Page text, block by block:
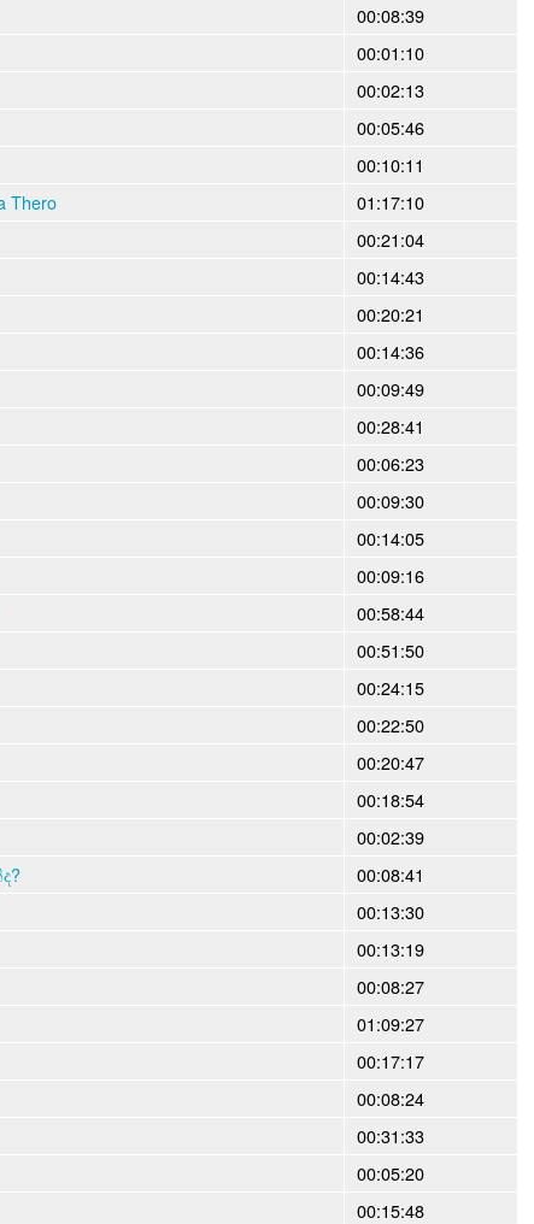
00:08:39
00:01:10
00:02:13
00:05:46
00:10:11
Thero
01:17:10
00:21:04
00:14:43
00:20:21
00:14:36
00:09:49
00:28:41
00:06:23
00:09:30
00:14:05
00:09:16
00:58:44
00:51:50
00:24:15
00:22:50
00:20:47
00:18:54
00:02:39
00:08:41
00:13:30
00:13:19
00:08:27
01:09:27
00:17:17
00:08:24
00:31:33
00:05:20
00:15:48